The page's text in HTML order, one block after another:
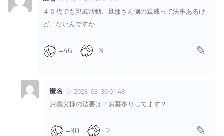
４０代でも親戚活動、旦那さん側の親戚って法事あるけ
ど、ないんですか
+46 -3
匿名
2023-03-30 01:48
お義父様の法要は？お墓参りしてます？
+30 -2